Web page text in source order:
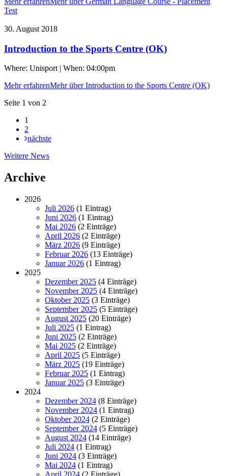
Test
30. August 2018
Introduction to the Sports Centre (OK)
Where: Unisport | When: 04:00pm
Mehr erfahrenMehr über Introduction to the Sports Centre (OK)
Seite 1 von 2
1
2
nächste
Weitere NewsWeitere
Archive
2026
Juli 2026 (1 Eintrag)
Juni 2026 (1 Eintrag)
Mai 2026 (2 Einträge)
April 2026 (2 Einträge)
März 2026 (9 Einträge)
Februar 2026 (13 Einträge)
Januar 2026 (1 Eintrag)
2025
Dezember 2025 (4 Einträge)
November 2025 (4 Einträge)
Oktober 2025 (3 Einträge)
September 2025 (5 Einträge)
August 2025 (20 Einträge)
Juli 2025 (1 Eintrag)
Juni 2025 (2 Einträge)
Mai 2025 (2 Einträge)
April 2025 (5 Einträge)
März 2025 (19 Einträge)
Februar 2025 (1 Eintrag)
Januar 2025 (3 Einträge)
2024
Dezember 2024 (8 Einträge)
November 2024 (1 Eintrag)
Oktober 2024 (2 Einträge)
September 2024 (5 Einträge)
August 2024 (14 Einträge)
Juli 2024 (1 Eintrag)
Juni 2024 (3 Einträge)
Mai 2024 (1 Eintrag)